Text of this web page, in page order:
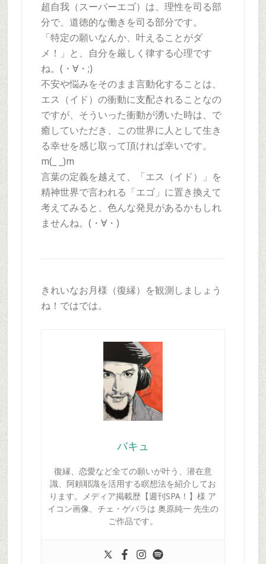
超自我（スーパーエゴ）は、理性を司る部
分で、道徳的な働きを司る部分です。
「特定の願いなんか、叶えることがダ
メ！」と、自分を厳しく律する心理です
ね。(・∀・;)
不安や悩みをそのまま言動化することは、
エス（イド）の衝動に支配されることなの
ですが、そういった衝動が湧いた時は、で
癒していただき、この世界に人として生き
る幸せを感じ取って頂ければ幸いです。
m(_ _)m
言葉の定義を越えて、「エス（イド）」を
精神世界で言われる「エゴ」に置き換えて
考えてみると、色んな発見があるかもしれ
ませんね。(・∀・)
きれいなお月様（復縁）を観測しましょう
ね！ではでは。
バキュ
復縁、恋愛など全ての願いが叶う、潜在意
識、阿頼耶識を活用する瞑想法を紹介してお
ります。メディア掲載歴【週刊SPA！】様 ア
イコン画像、チェ・ゲバラは 奥原純一 先生の
ご作品です。